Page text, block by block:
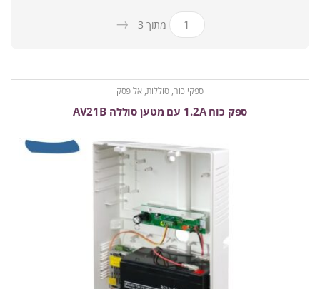
מתוך 3 →
ספקי כוח, סוללות, אל פסק
ספק כוח 1.2A עם מטען סוללה AV21B